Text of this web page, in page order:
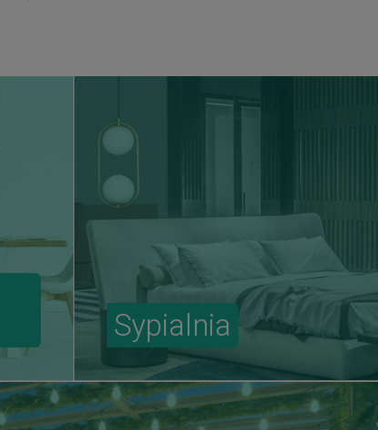
Sypialnia